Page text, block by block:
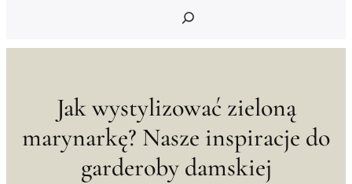
Jak wystylizować zieloną
marynarkę? Nasze inspiracje do
garderoby damskiej